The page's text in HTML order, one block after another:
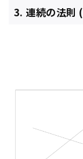
3. 連続の法